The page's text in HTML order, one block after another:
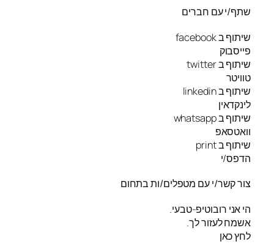
שתף/י עם חברים
שיתוף ב facebook
פייסבוק
שיתוף ב twitter
טוויטר
שיתוף ב linkedin
לינקדאין
שיתוף ב whatsapp
וואטסאפ
שיתוף ב print
הדפס/י
צור קשר/י עם מטפלים/ות בתחום
הי אני רובוטיפ-טבעי.
אשמח לעזור לך.
לחץ כאן